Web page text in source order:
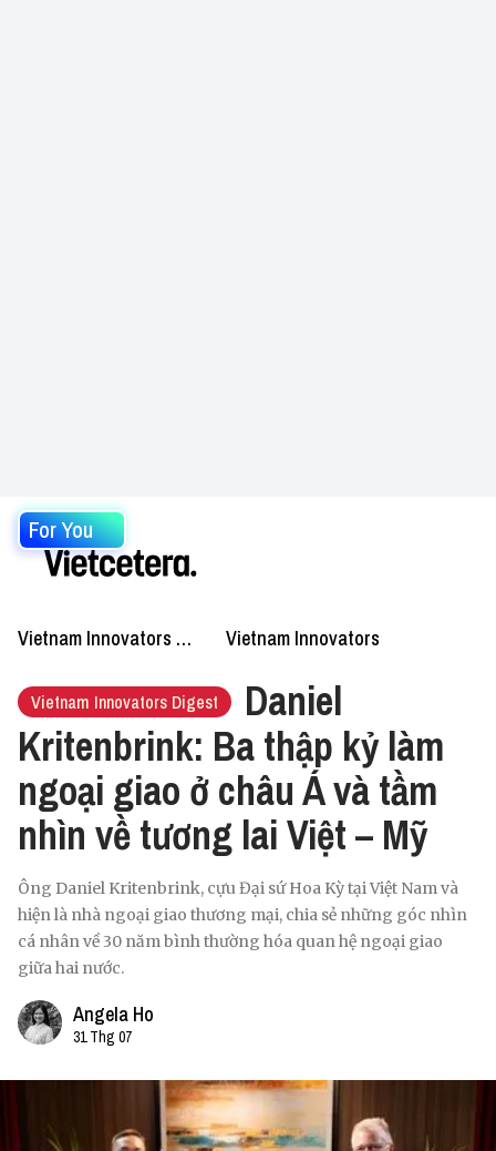
For You
Vietnam Innovators Podcast Vietnam Innovators
Vietnam Innovators Digest
Daniel
Kritenbrink: Ba thập kỷ làm
ngoại giao ở châu Á và tầm
nhìn về tương lai Việt – Mỹ
Ông Daniel Kritenbrink, cựu Đại sứ Hoa Kỳ tại Việt Nam và
hiện là nhà ngoại giao thương mại, chia sẻ những góc nhìn
cá nhân về 30 năm bình thường hóa quan hệ ngoại giao
giữa hai nước.
Angela Ho
31 Thg 07